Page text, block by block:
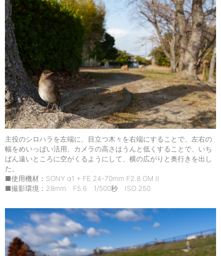
主役のシロハラを左端に、目立つ木々を右端にすることで、左右の
幅をめいっぱい活用、カメラの高さはうんと低くすることで、いち
ばん遠いところに空がくるようにして、横の広がりと奥行きを出し
た。
■使用機材：SONY α1 + FE 24-70mm F2.8 GM II
■撮影環境：28mm F5.6 1/500秒 ISO 250